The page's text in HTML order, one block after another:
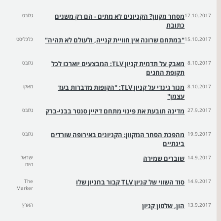
17.10.2017מסחר מקוון? הקניונים לא מתים - הם רק משנים
כתובת
גלובס
15.10.2017"במתחם שרונה אין חוויית קנייה, ולעולם לא תהיה" כלכליסט
8.10.2017
מאבק על תדמית קניון TLV: המבצעים יוארכו לכל
תקופת החגים
גלובס
8.10.2017
מנור גינדי על קניון TLV: "הקופות מדברות בעד
עצמן"
מאקו
27.9.2017 מדינה תובעת את פינוי מתחם דיזיין סנטר בבני-ברק גלובס
19.9.2017 מהפכת הסחר המקוון: הקניונים באירופה שורדים
בינתיים
גלובס
14.9.2017 שוברים שמירה
ישראל
היום
14.9.2017 סוד השווי של קניון TLV קבור בחניון שלו
The
Marker
13.9.2017 הון, שלטון קניון הארץ